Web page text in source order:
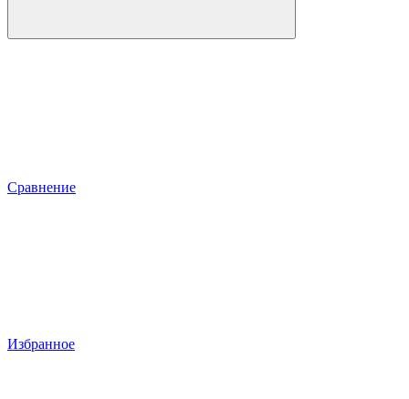
Сравнение
Избранное